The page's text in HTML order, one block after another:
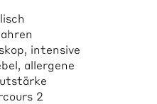
intensive
allergene
2